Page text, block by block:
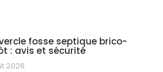
fosse septique brico-
: avis et sécurité
2026